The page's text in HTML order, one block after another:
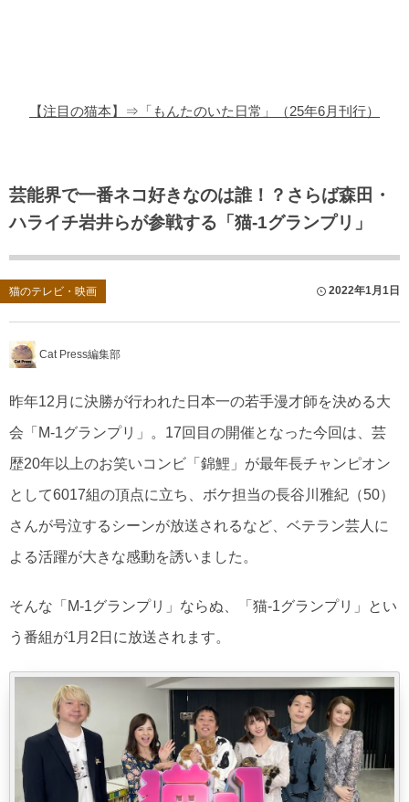
【注目の猫本】⇒「もんたのいた日常」（25年6月刊行）
芸能界で一番ネコ好きなのは誰！？さらば森田・
ハライチ岩井らが参戦する「猫-1グランプリ」
猫のテレビ・映画 2022年1月1日
Cat Press編集部
昨年12月に決勝が行われた日本一の若手漫才師を決める大
会「M-1グランプリ」。17回目の開催となった今回は、芸
歴20年以上のお笑いコンビ「錦鯉」が最年長チャンピオン
として6017組の頂点に立ち、ボケ担当の長谷川雅紀（50）
さんが号泣するシーンが放送されるなど、ベテラン芸人に
よる活躍が大きな感動を誘いました。
そんな「M-1グランプリ」ならぬ、「猫-1グランプリ」とい
う番組が1月2日に放送されます。
猫のゲーム・アプリ
猫のフリー写真素材